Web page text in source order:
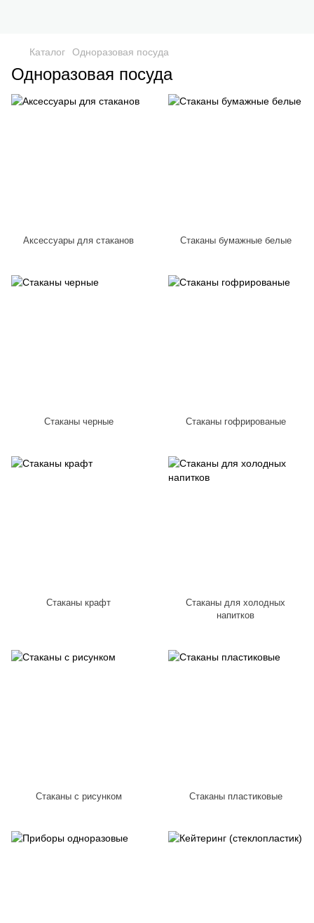
Каталог Одноразовая посуда
Одноразовая посуда
Аксессуары для стаканов Стаканы бумажные белые
Стаканы черные Стаканы гофрированые
Стаканы крафт
Стаканы для холодных
напитков
Стаканы с рисунком Стаканы пластиковые